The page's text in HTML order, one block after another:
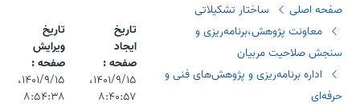
صفحه اصلی
ساختار تشکیلاتی
معاونت پژوهش،برنامه‌ریزی و
سنجش صلاحیت مربیان
اداره برنامه‌ریزی و پژوهش‌های فنی و
حرفه‌ای
تاریخ
ایجاد
صفحه :
۱۴۰۱/۹/۱۵،‏
۸:۴۰:۵۷
تاریخ
ویرایش
صفحه :
۱۴۰۱/۹/۱۵،‏
۸:۵۴:۳۸